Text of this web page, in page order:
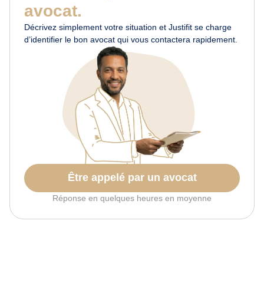
avocat.
Décrivez simplement votre situation et Justifit se charge
d’identifier le bon avocat qui vous contactera rapidement.
Être appelé par un avocat
Réponse en quelques heures en moyenne